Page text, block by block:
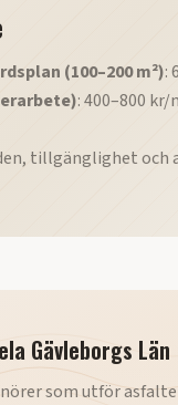
(100–200 m²):
: 400–800 kr/
tillgänglighet och
Gävleborgs Län
som utför